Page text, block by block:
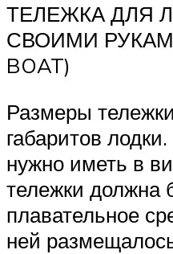
ТЕЛЕЖКА ДЛЯ
СВОИМИ
BOAT)
Размеры
габаритов
нужно иметь в
тележки должна
плавательное
ней